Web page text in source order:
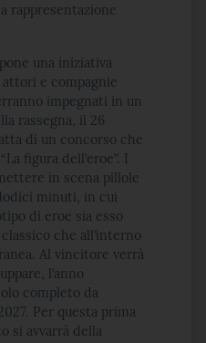
rappresentazione
una iniziativa
e compagnie
impegnati in un
rassegna, il 26
di un concorso che
figura dell’eroe”. I
in scena pillole
minuti, in cui
di eroe sia esso
che all’interno
Al vincitore verrà
l’anno
completo da
Per questa prima
si avvarrà della